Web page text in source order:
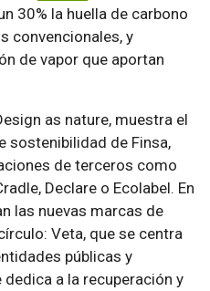
30% la huella de carbono
convencionales, y
de vapor que aportan
as nature, muestra el
sostenibilidad de Finsa,
de terceros como
Declare o Ecolabel. En
las nuevas marcas de
Veta, que se centra
públicas y
dedica a la recuperación y